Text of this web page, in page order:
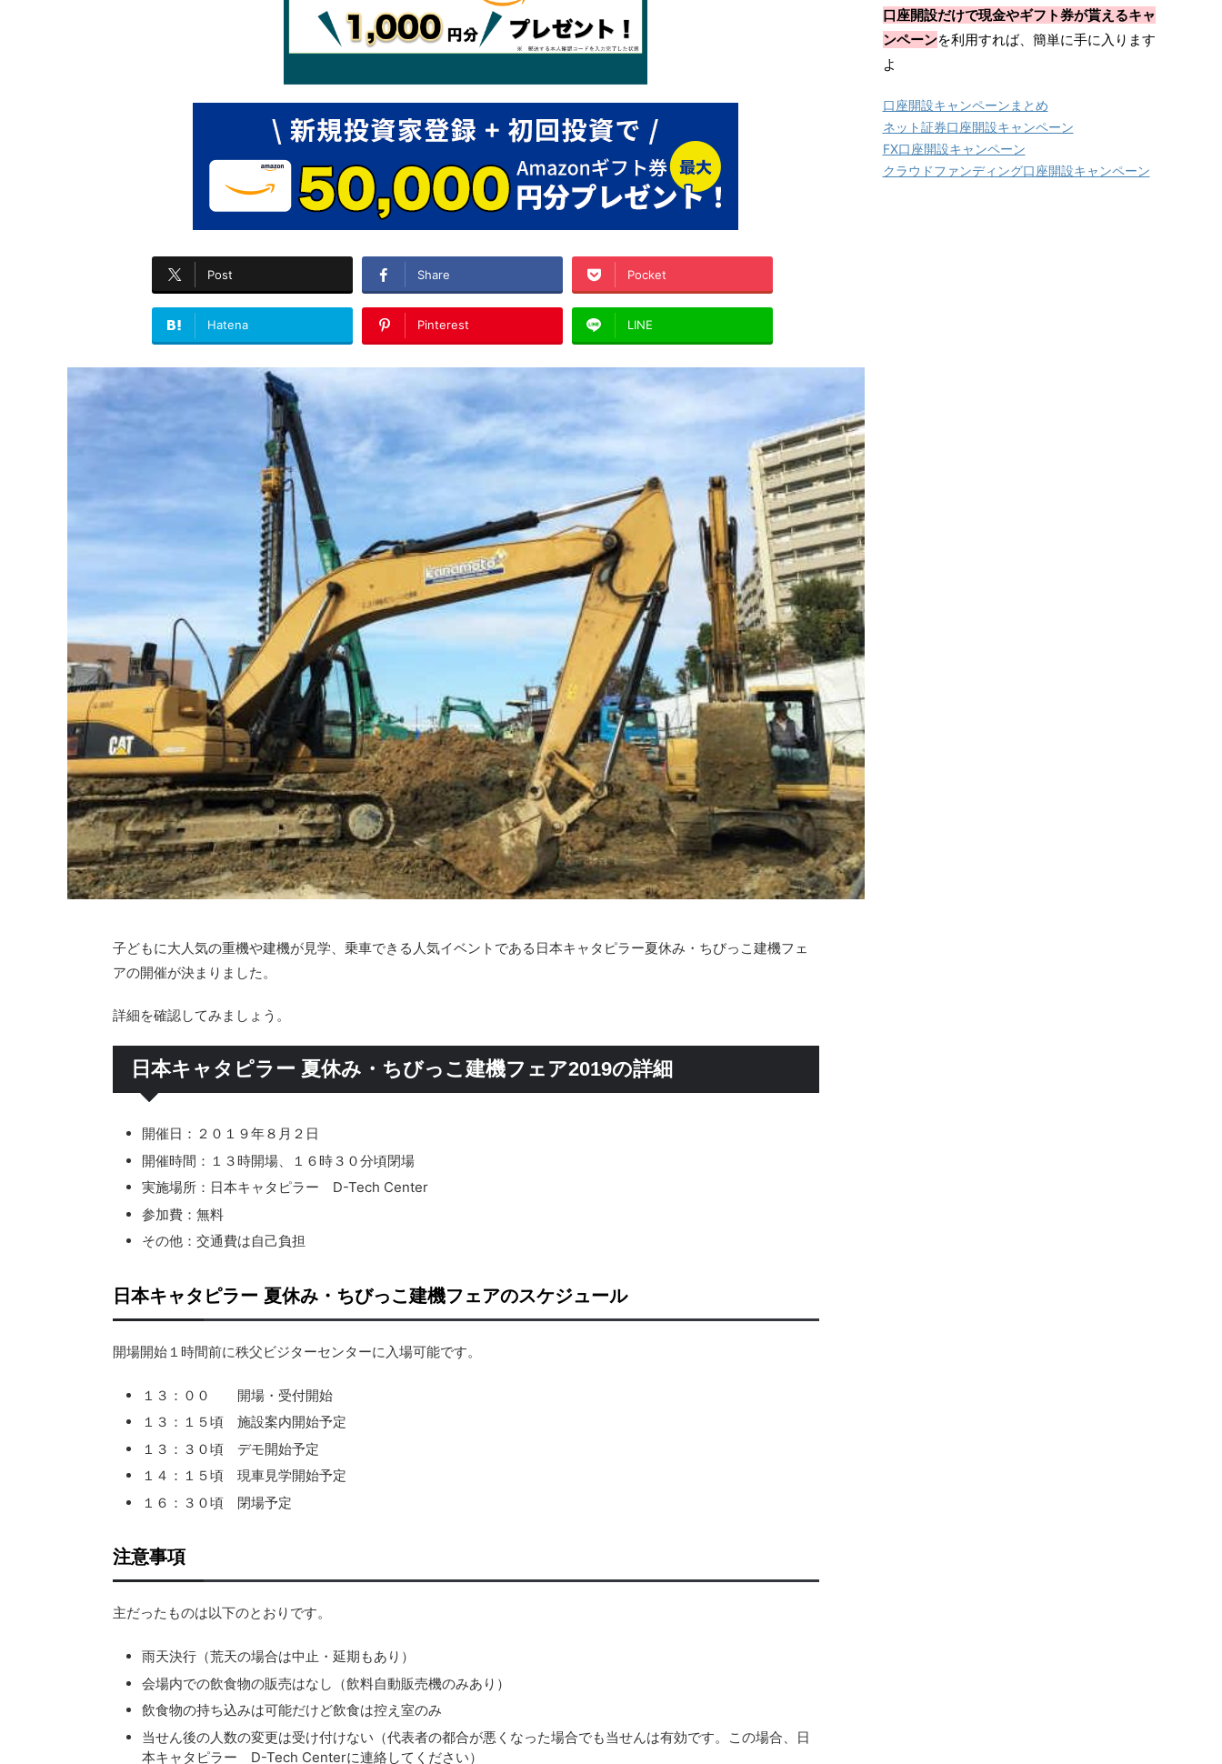
Post Share Pocket
Hatena Pinterest LINE
子どもに大人気の重機や建機が見学、乗車できる人気イベントである日本キャタピラー夏休み・ちびっこ建機フェ
アの開催が決まりました。
詳細を確認してみましょう。
日本キャタピラー 夏休み・ちびっこ建機フェア2019の詳細
開催日：２０１９年８月２日
開催時間：１３時開場、１６時３０分頃閉場
実施場所：日本キャタピラー D-Tech Center
参加費：無料
その他：交通費は自己負担
日本キャタピラー 夏休み・ちびっこ建機フェアのスケジュール
開場開始１時間前に秩父ビジターセンターに入場可能です。
１３：００ 開場・受付開始
１３：１５頃 施設案内開始予定
１３：３０頃 デモ開始予定
１４：１５頃 現車見学開始予定
１６：３０頃 閉場予定
注意事項
主だったものは以下のとおりです。
雨天決行（荒天の場合は中止・延期もあり）
会場内での飲食物の販売はなし（飲料自動販売機のみあり）
飲食物の持ち込みは可能だけど飲食は控え室のみ
当せん後の人数の変更は受け付けない（代表者の都合が悪くなった場合でも当せんは有効です。この場合、日
本キャタピラー D-Tech Centerに連絡してください）
口座開設だけで現金やギフト券が貰えるキャ
ンペーンを利用すれば、簡単に手に入ります
よ
口座開設キャンペーンまとめ
ネット証券口座開設キャンペーン
FX口座開設キャンペーン
クラウドファンディング口座開設キャンペーン